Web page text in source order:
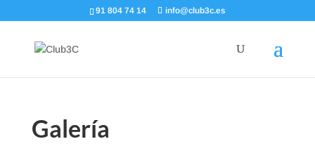
91 804 74 14 info@club3c.es
Galería